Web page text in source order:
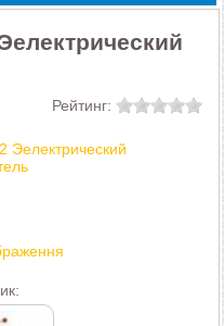
Рейтинг: